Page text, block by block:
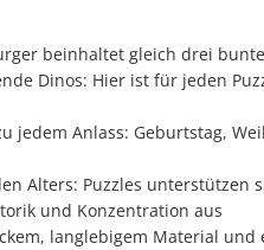
beinhaltet gleich drei
Dinos: Hier ist für jeden
jedem Anlass: Geburtstag,
Alters: Puzzles unterstützen
und Konzentration aus
langlebigem Material und